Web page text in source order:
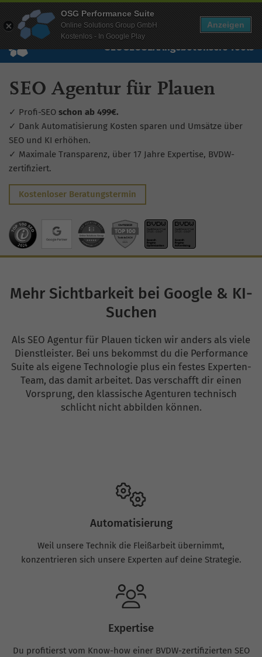
Wissen Free Checks Über uns Free Account
SEOGEOSEAAngebotUnsere Tools
SEO Agentur für Plauen
✓ Profi-SEO schon ab 499€.
✓ Dank Automatisierung Kosten sparen und Umsätze über
SEO und KI erhöhen.
✓ Maximale Transparenz, über 17 Jahre Expertise, BVDW-
zertifiziert.
Kostenloser Beratungstermin
Mehr Sichtbarkeit bei Google & KI-
Suchen
Als SEO Agentur für Plauen ticken wir anders als viele
Dienstleister. Bei uns bekommst du die Performance
Suite als eigene Technologie plus ein festes Experten-
Team, das damit arbeitet. Das verschafft dir einen
Vorsprung, den klassische Agenturen technisch
schlicht nicht abbilden können.
Automatisierung
Weil unsere Technik die Fleißarbeit übernimmt,
konzentrieren sich unsere Experten auf deine Strategie.
Expertise
Du profitierst vom Know-how einer BVDW-zertifizierten SEO
OSG Performance Suite
Online Solutions Group GmbH
Kostenlos - In Google Play
Anzeigen